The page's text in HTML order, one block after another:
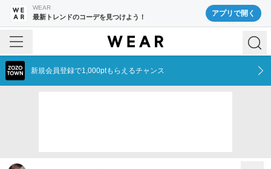
WEAR
最新トレンドのコーデを見つけよう！ アプリで開く
新規会員登録で1,000ptもらえるチャンス